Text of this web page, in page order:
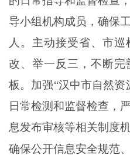
导小组机构成员，确保
人。主动接受省、市巡
改、举一反三，不断
板。加强“汉中市自然资
日常检测和监督检查，
息发布审核等相关制度
确保公开信息安全规范